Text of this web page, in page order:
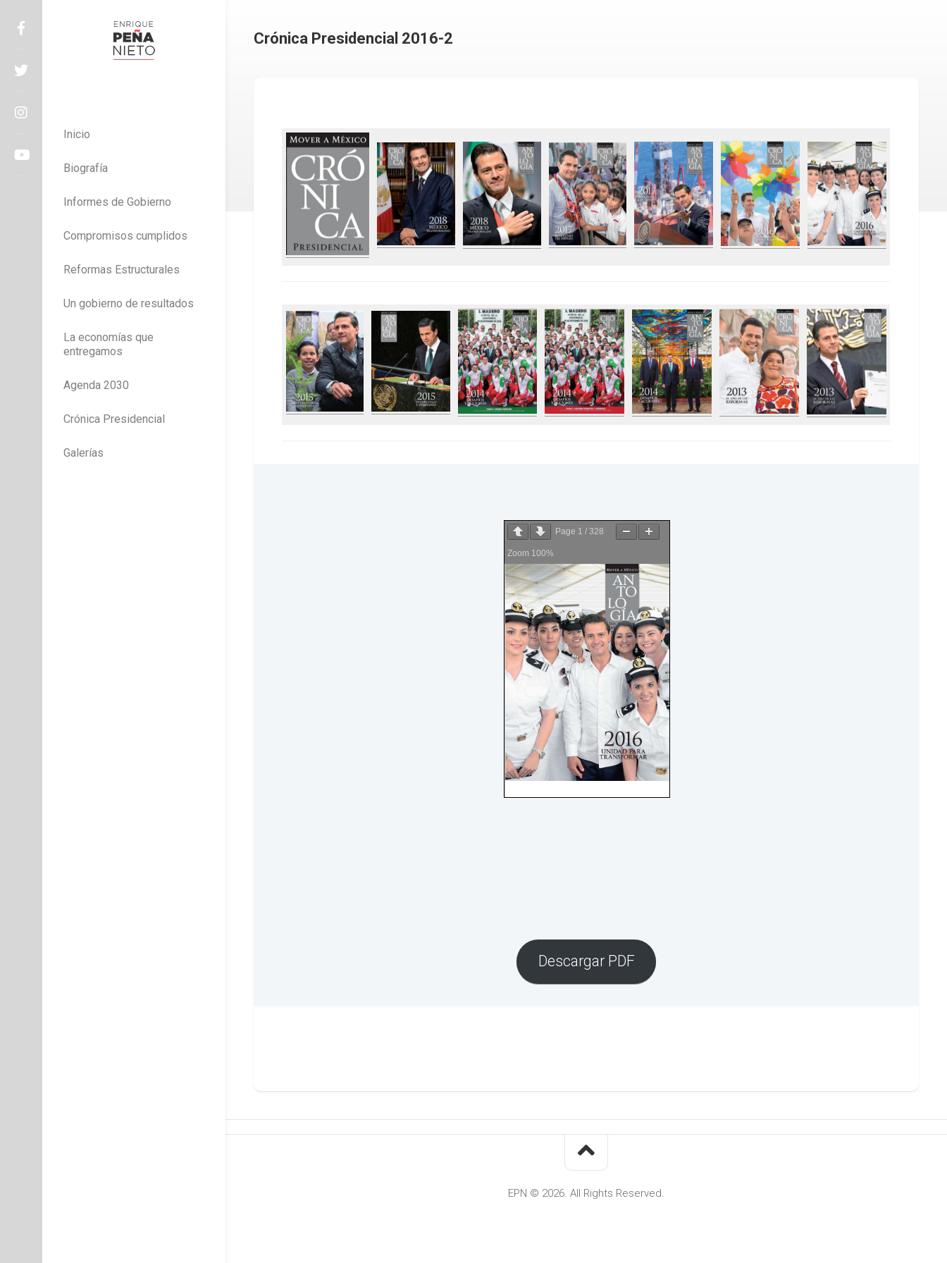
content
Inicio
Biografía
Informes de Gobierno
Compromisos cumplidos
Reformas Estructurales
Un gobierno de resultados
La economías que
entregamos
Agenda 2030
Crónica Presidencial
Galerías
Crónica Presidencial 2016-2
Page 1 / 328
Zoom 100%
Descargar PDF
EPN © 2026. All Rights Reserved.